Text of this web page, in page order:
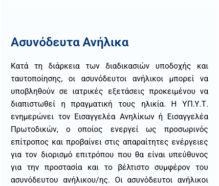
Ασυνόδευτα Ανήλικα
Κατά τη διάρκεια των διαδικασιών υποδοχής και
ταυτοποίησης, οι ασυνόδευτοι ανήλικοι μπορεί να
υποβληθούν σε ιατρικές εξετάσεις προκειμένου να
διαπιστωθεί η πραγματική τους ηλικία. Η ΥΠ.Υ.Τ.
ενημερώνει τον Εισαγγελέα Ανηλίκων ή Εισαγγελέα
Πρωτοδικών, ο οποίος ενεργεί ως προσωρινός
επίτροπος και προβαίνει στις απαραίτητες ενέργειες
για τον διορισμό επιτρόπου που θα είναι υπεύθυνος
για την προστασία και το βέλτιστο συμφέρον του
ασυνόδευτου ανήλικου/ης. Οι ασυνόδευτοι ανήλικοι